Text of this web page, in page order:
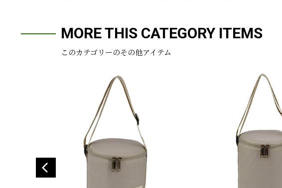
MORE THIS CATEGORY ITEMS
このカテゴリーのその他アイテム